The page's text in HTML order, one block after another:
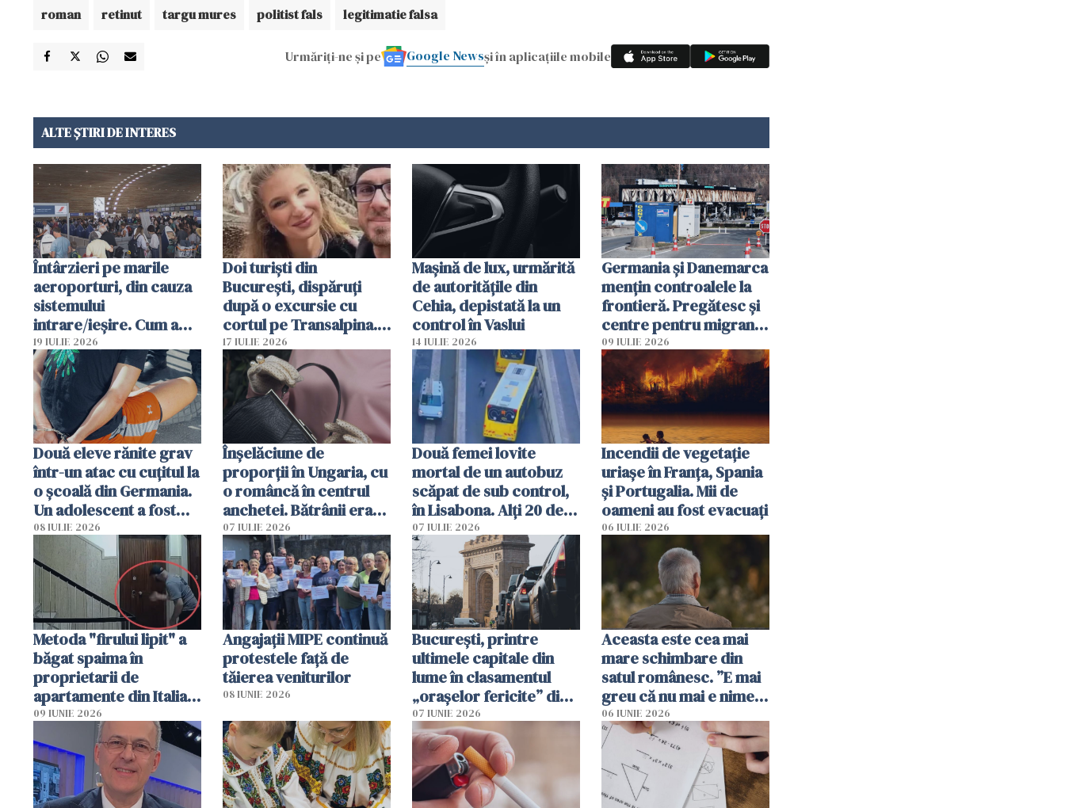
roman retinut targu mures politist fals legitimatie falsa
Urmăriți-ne și pe Google Newsși în aplicațiile mobile
ALTE ȘTIRI DE INTERES
Întârzieri pe marile
aeroporturi, din cauza
sistemului
intrare/ieșire. Cum a
ajuns o femeie să fie
arestată în Cluj-Napoca
19 IULIE 2026
Doi turiști din
București, dispăruți
după o excursie cu
cortul pe Transalpina.
Poliția și familia îi caută
17 IULIE 2026
Mașină de lux, urmărită
de autoritățile din
Cehia, depistată la un
control în Vaslui
14 IULIE 2026
Germania și Danemarca
mențin controalele la
frontieră. Pregătesc și
centre pentru migranții
respinși din UE
09 IULIE 2026
Două eleve rănite grav
într-un atac cu cuțitul la
o școală din Germania.
Un adolescent a fost
arestat
08 IULIE 2026
Înșelăciune de
proporții în Ungaria, cu
o româncă în centrul
anchetei. Bătrânii erau
puși să lase la poartă
genți cu aur și bani
07 IULIE 2026
Două femei lovite
mortal de un autobuz
scăpat de sub control,
în Lisabona. Alți 20 de
oameni sunt răniți
07 IULIE 2026
Incendii de vegetație
uriașe în Franța, Spania
și Portugalia. Mii de
oameni au fost evacuați
06 IULIE 2026
Metoda "firului lipit" a
băgat spaima în
proprietarii de
apartamente din Italia.
Poliția, sesizată
09 IUNIE 2026
Angajaţii MIPE continuă
protestele faţă de
tăierea veniturilor
08 IUNIE 2026
București, printre
ultimele capitale din
lume în clasamentul
„orașelor fericite” din
2026
07 IUNIE 2026
Aceasta este cea mai
mare schimbare din
satul românesc. ”E mai
greu că nu mai e nimeni
pe-aici, prin jur”
06 IUNIE 2026